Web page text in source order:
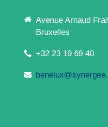
Avenue Arnaud
Bruxelles
+32 23 19 69 40